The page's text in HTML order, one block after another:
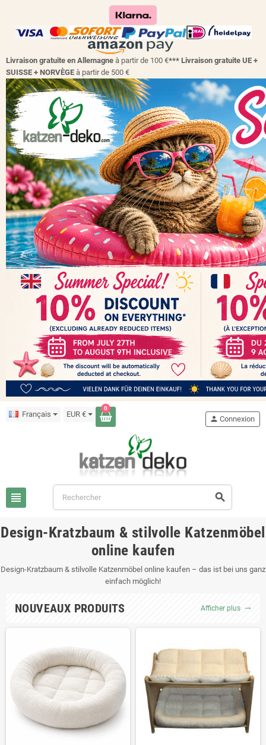
Livraison gratuite en Allemagne à partir de 100 €*** Livraison gratuite UE +
SUISSE + NORVÈGE à partir de 500 €
Français EUR €
0
view_headline search
person Connexion
Design-Kratzbaum & stilvolle Katzenmöbel
online kaufen
Design-Kratzbaum & stilvolle Katzenmöbel online kaufen – das ist bei uns ganz
einfach möglich!
NOUVEAUX PRODUITS Afficher plus trending_flat